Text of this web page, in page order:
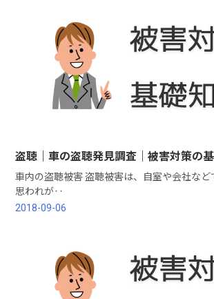
盗聴｜車の盗聴発見調査｜被害対策の
車内の盗聴被害 盗聴被害は、自室や会社などで起こるものだと
思われが‥
2018-09-06